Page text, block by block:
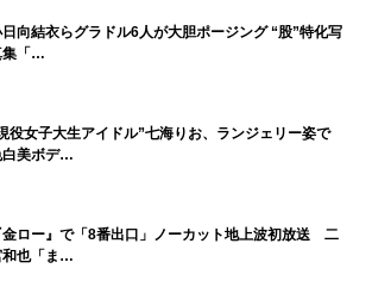
向結衣らグラドル6人が大胆ポージング “股”特化写
集「…
役女子大生アイドル”七海りお、ランジェリー姿で
白美ボデ…
金ロー』で「8番出口」ノーカット地上波初放送 二
和也「ま…